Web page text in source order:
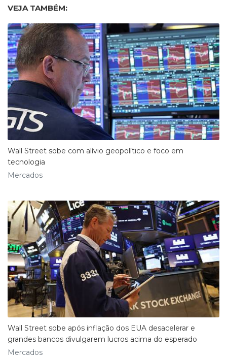
VEJA TAMBÉM:
Wall Street sobe com alívio geopolítico e foco em
tecnologia
Mercados
Wall Street sobe após inflação dos EUA desacelerar e
grandes bancos divulgarem lucros acima do esperado
Mercados